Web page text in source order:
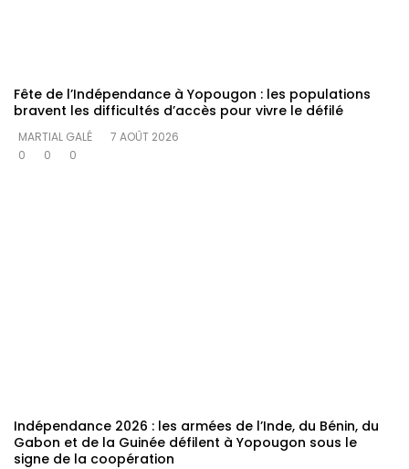
Fête de l’Indépendance à Yopougon : les populations
bravent les difficultés d’accès pour vivre le défilé
MARTIAL GALÉ
7 AOÛT 2026
0
0 0
Indépendance 2026 : les armées de l’Inde, du Bénin, du
Gabon et de la Guinée défilent à Yopougon sous le
signe de la coopération